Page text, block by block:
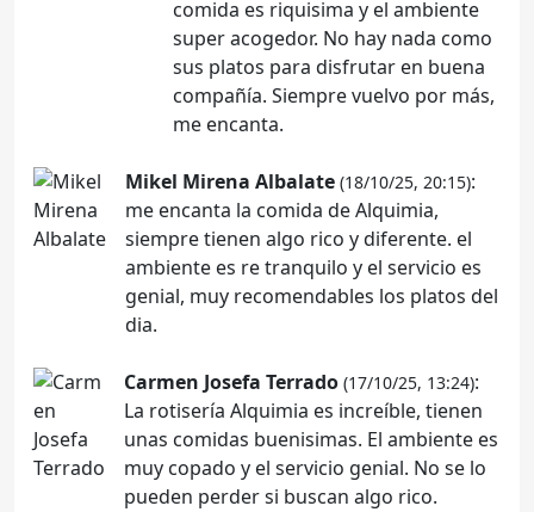
comida es riquisima y el ambiente
super acogedor. No hay nada como
sus platos para disfrutar en buena
compañía. Siempre vuelvo por más,
me encanta.
Mikel Mirena Albalate (18/10/25, 20:15):
me encanta la comida de Alquimia,
siempre tienen algo rico y diferente. el
ambiente es re tranquilo y el servicio es
genial, muy recomendables los platos del
dia.
Carmen Josefa Terrado (17/10/25, 13:24):
La rotisería Alquimia es increíble, tienen
unas comidas buenisimas. El ambiente es
muy copado y el servicio genial. No se lo
pueden perder si buscan algo rico.